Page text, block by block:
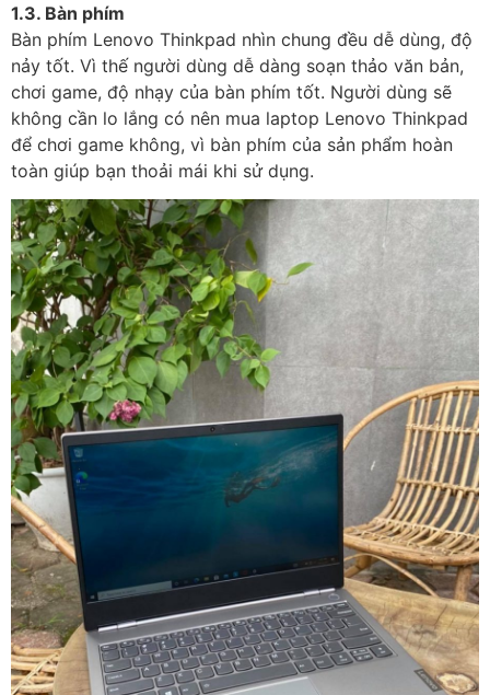
1.3. Bàn phím
Bàn phím Lenovo Thinkpad nhìn chung đều dễ dùng, độ
nảy tốt. Vì thế người dùng dễ dàng soạn thảo văn bản,
chơi game, độ nhạy của bàn phím tốt. Người dùng sẽ
không cần lo lắng có nên mua laptop Lenovo Thinkpad
để chơi game không, vì bàn phím của sản phẩm hoàn
toàn giúp bạn thoải mái khi sử dụng.